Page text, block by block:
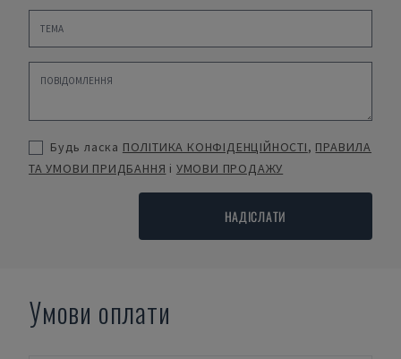
Будь ласка ПОЛІТИКА КОНФІДЕНЦІЙНОСТІ, ПРАВИЛА
ТА УМОВИ ПРИДБАННЯ і УМОВИ ПРОДАЖУ
НАДІСЛАТИ
Умови оплати